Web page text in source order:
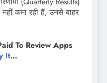
कमा रही हैं, उनसे बाहर
To Review Apps
It…